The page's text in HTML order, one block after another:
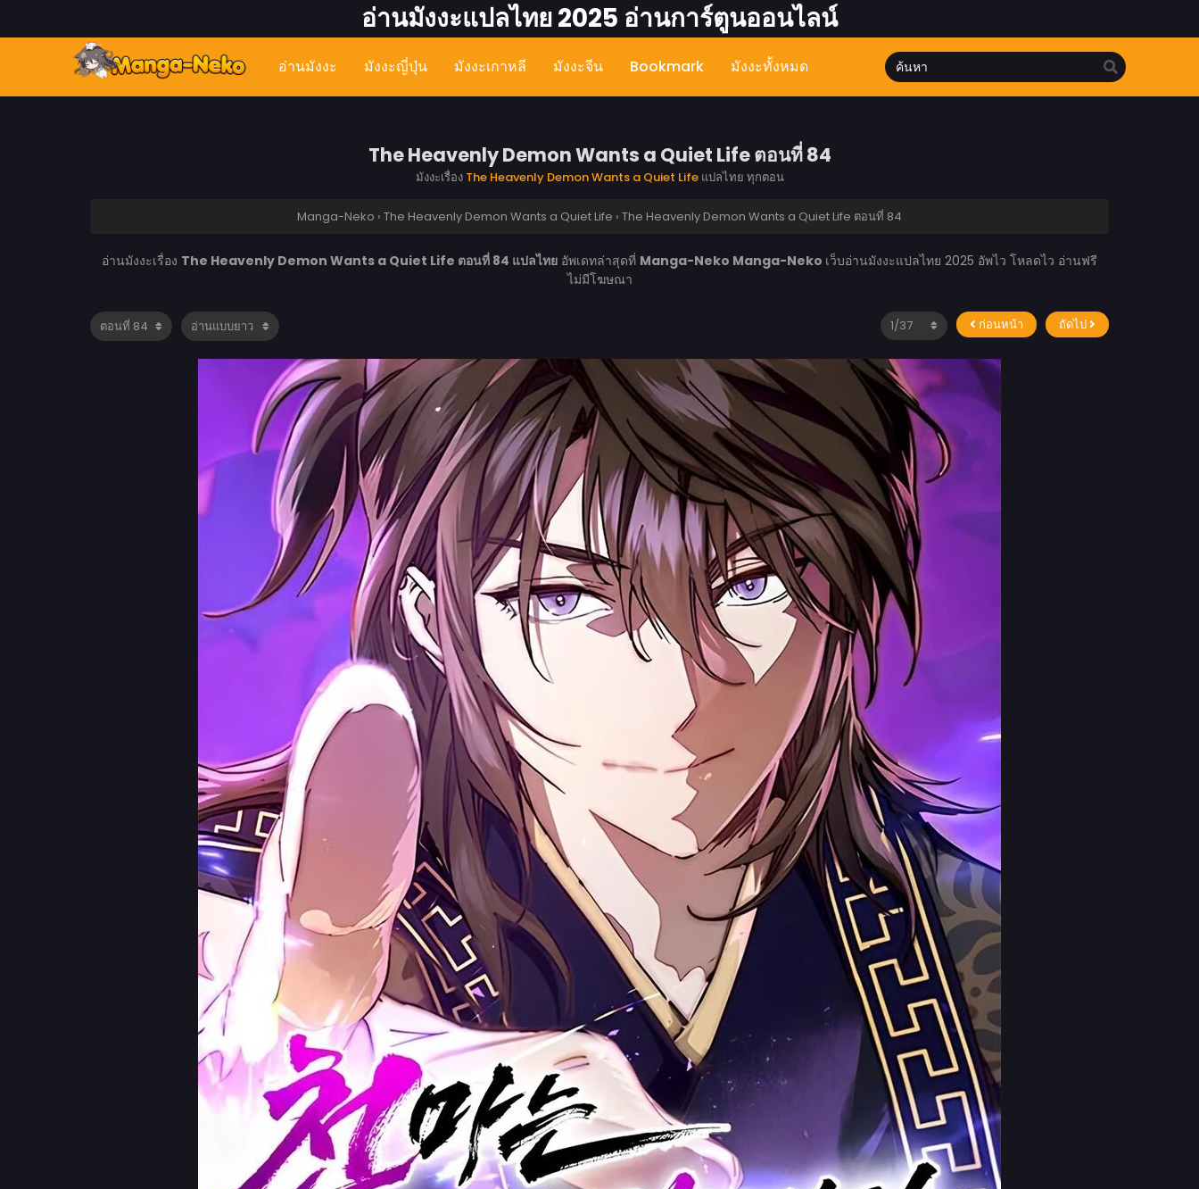
อ่านมังงะแปลไทย 2025 อ่านการ์ตูนออนไลน์
อ่านมังงะ มังงะญี่ปุ่น มังงะเกาหลี มังงะจีน Bookmark มังงะทั้งหมด
The Heavenly Demon Wants a Quiet Life ตอนที่ 84
มังงะเรื่อง The Heavenly Demon Wants a Quiet Lifeแปลไทย ทุกตอน
Manga-Neko › The Heavenly Demon Wants a Quiet Life › The Heavenly Demon Wants a Quiet Life ตอนที่ 84
อ่านมังงะเรื่อง The Heavenly Demon Wants a Quiet Life ตอนที่ 84 แปลไทย อัพเดทล่าสุดที่ Manga-Neko Manga-Neko เว็บอ่านมังงะแปลไทย 2025 อัพไว โหลดไว อ่านฟรี
ไม่มีโฆษณา
ก่อนหน้า ถัดไป